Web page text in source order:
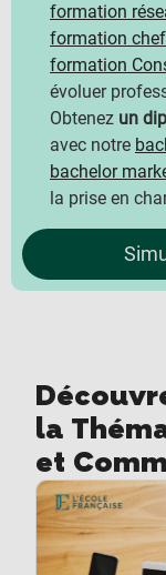
formation
formation chef
formation
évoluer
Obtenez un
avec notre
bachelor
la prise en
la
et